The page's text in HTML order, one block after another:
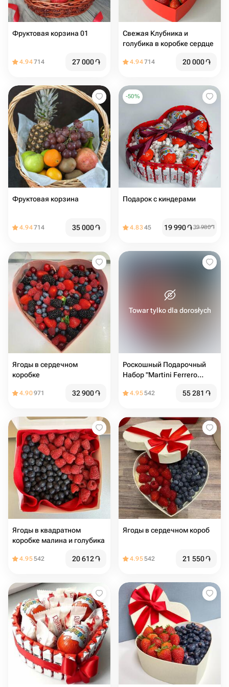
Фруктовая корзина 01
4.94714 27 000֏
Свежая Клубника и
голубика в коробке сердце
4.94714 20 000֏
Фруктовая корзина
4.94714 35 000֏
-50%
Подарок с киндерами
4.8345 19 990֏39 980֏
Ягоды в сердечном
коробке
4.90971 32 900֏
Towar tylko dla dorosłych
Роскошный Подарочный
Набор "Martini Ferrero
4.95542 55 281 ֏
Ягоды в квадратном
коробке малина и голубика
4.95542 20 612֏
Ягоды в сердечном короб
4.95542 21 550֏